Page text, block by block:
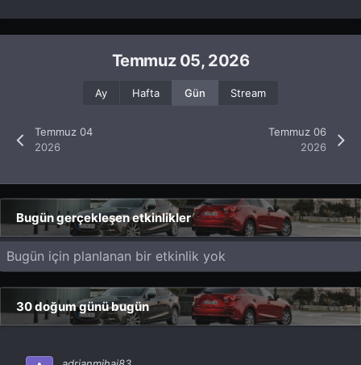
Temmuz 04
2026
Temmuz 05, 2026
Ay Hafta Gün Stream
Temmuz 06
2026
Bugün gerçekleşen etkinlikler
Bugün için planlanan bir etkinlik yok
30 doğum günü bugün